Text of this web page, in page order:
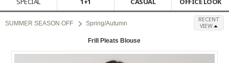
SUMMER SEASON OFF Spring/Autumn
RECENT
VIEW
Frill Pleats Blouse